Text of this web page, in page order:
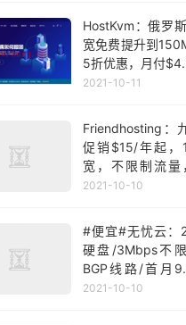
HostKvm：俄罗
宽免费提升到
5折优惠，月付
2021-10-11
Friendhosting：
促销$15/年起，
宽，不限制流量
ISO
2021-10-10
#便宜#无忧云：
硬盘/3Mbps不
BGP线路/首月
200台
2021-10-10